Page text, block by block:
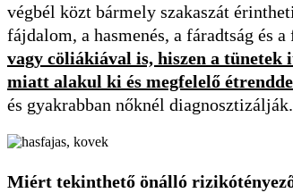
végbél közt bármely szakaszát
fájdalom, a hasmenés, a fáradtság és
vagy cöliákiával is, hiszen a
miatt alakul ki és megfelelő
és gyakrabban nőknél diagnosztizálják.
Miért tekinthető önálló